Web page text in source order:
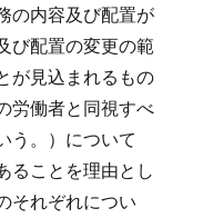
の内容及び配置が
び配置の変更の範
が見込まれるもの
労働者と同視すべ
う。）について
ることを理由とし
それぞれについ